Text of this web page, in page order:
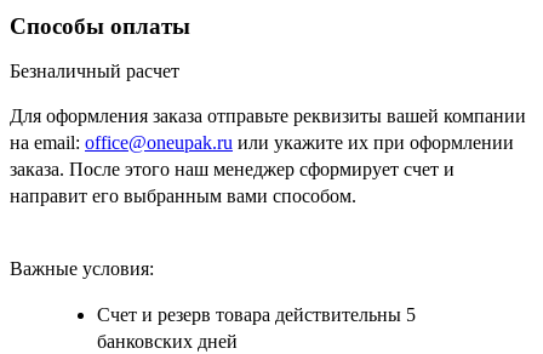
Способы оплаты
Безналичный расчет
Для оформления заказа отправьте реквизиты вашей компании
на email: office@oneupak.ru или укажите их при оформлении
заказа. После этого наш менеджер сформирует счет и
направит его выбранным вами способом.
Важные условия:
Счет и резерв товара действительны 5
банковских дней